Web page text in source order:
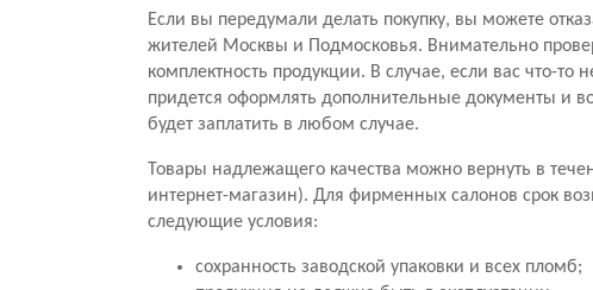
Если вы передумали делать покупку, вы можете
жителей Москвы и Подмосковья. Внимательно
комплектность продукции. В случае, если вас что-то
придется оформлять дополнительные документы и
будет заплатить в любом случае.
Товары надлежащего качества можно вернуть в
интернет-магазин). Для фирменных салонов срок
следующие условия:
сохранность заводской упаковки и всех пломб;